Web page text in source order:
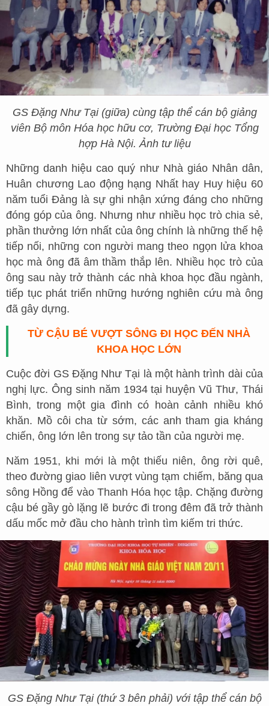
GS Đặng Như Tại (giữa) cùng tập thể cán bộ giảng
viên Bộ môn Hóa học hữu cơ, Trường Đại học Tổng
hợp Hà Nội. Ảnh tư liệu
Những danh hiệu cao quý như Nhà giáo Nhân dân,
Huân chương Lao động hạng Nhất hay Huy hiệu 60
năm tuổi Đảng là sự ghi nhận xứng đáng cho những
đóng góp của ông. Nhưng như nhiều học trò chia sẻ,
phần thưởng lớn nhất của ông chính là những thế hệ
tiếp nối, những con người mang theo ngọn lửa khoa
học mà ông đã âm thầm thắp lên. Nhiều học trò của
ông sau này trở thành các nhà khoa học đầu ngành,
tiếp tục phát triển những hướng nghiên cứu mà ông
đã gây dựng.
TỪ CẬU BÉ VƯỢT SÔNG ĐI HỌC ĐẾN NHÀ
KHOA HỌC LỚN
Cuộc đời GS Đặng Như Tại là một hành trình dài của
nghị lực. Ông sinh năm 1934 tại huyện Vũ Thư, Thái
Bình, trong một gia đình có hoàn cảnh nhiều khó
khăn. Mồ côi cha từ sớm, các anh tham gia kháng
chiến, ông lớn lên trong sự tảo tần của người mẹ.
Năm 1951, khi mới là một thiếu niên, ông rời quê,
theo đường giao liên vượt vùng tạm chiếm, băng qua
sông Hồng để vào Thanh Hóa học tập. Chặng đường
cậu bé gầy gò lặng lẽ bước đi trong đêm đã trở thành
dấu mốc mở đầu cho hành trình tìm kiếm tri thức.
GS Đặng Như Tại (thứ 3 bên phải) với tập thể cán bộ